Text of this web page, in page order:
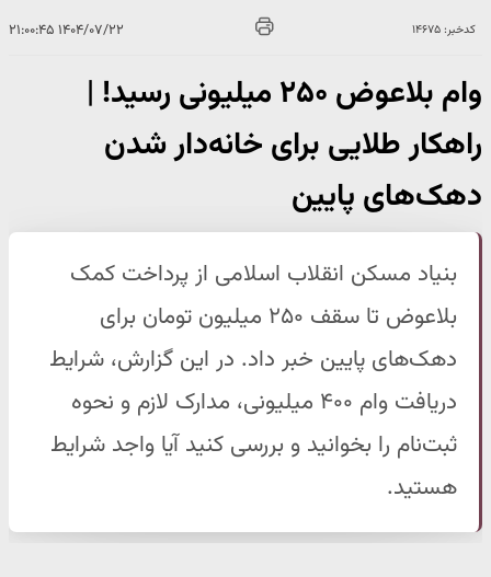
کدخبر: ۱۴۶۷۵ ۱۴۰۴/۰۷/۲۲ ۲۱:۰۰:۴۵
وام بلاعوض ۲۵۰ میلیونی رسید! |
راهکار طلایی برای خانه‌دار شدن
دهک‌های پایین
بنیاد مسکن انقلاب اسلامی از پرداخت کمک
بلاعوض تا سقف ۲۵۰ میلیون تومان برای
دهک‌های پایین خبر داد. در این گزارش، شرایط
دریافت وام ۴۰۰ میلیونی، مدارک لازم و نحوه
ثبت‌نام را بخوانید و بررسی کنید آیا واجد شرایط
هستید.